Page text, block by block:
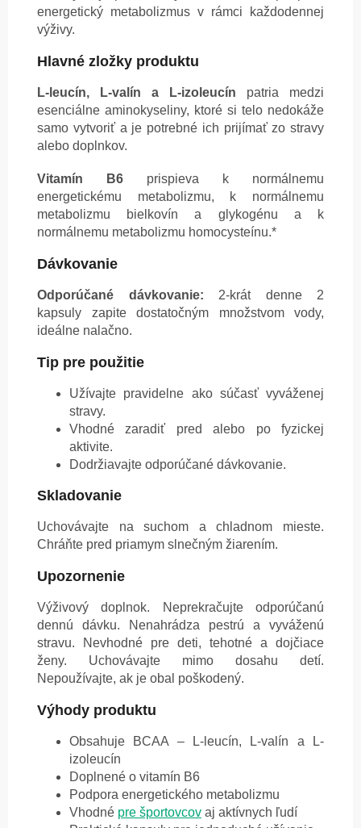
energetický metabolizmus v rámci každodennej
výživy.
Hlavné zložky produktu
L-leucín, L-valín a L-izoleucín patria medzi
esenciálne aminokyseliny, ktoré si telo nedokáže
samo vytvoriť a je potrebné ich prijímať zo stravy
alebo doplnkov.
Vitamín B6 prispieva k normálnemu
energetickému metabolizmu, k normálnemu
metabolizmu bielkovín a glykogénu a k
normálnemu metabolizmu homocysteínu.*
Dávkovanie
Odporúčané dávkovanie: 2-krát denne 2
kapsuly zapite dostatočným množstvom vody,
ideálne nalačno.
Tip pre použitie
Užívajte pravidelne ako súčasť vyváženej
stravy.
Vhodné zaradiť pred alebo po fyzickej
aktivite.
Dodržiavajte odporúčané dávkovanie.
Skladovanie
Uchovávajte na suchom a chladnom mieste.
Chráňte pred priamym slnečným žiarením.
Upozornenie
Výživový doplnok. Neprekračujte odporúčanú
dennú dávku. Nenahrádza pestrú a vyváženú
stravu. Nevhodné pre deti, tehotné a dojčiace
ženy. Uchovávajte mimo dosahu detí.
Nepoužívajte, ak je obal poškodený.
Výhody produktu
Obsahuje BCAA – L-leucín, L-valín a L-
izoleucín
Doplnené o vitamín B6
Podpora energetického metabolizmu
Vhodné pre športovcov aj aktívnych ľudí